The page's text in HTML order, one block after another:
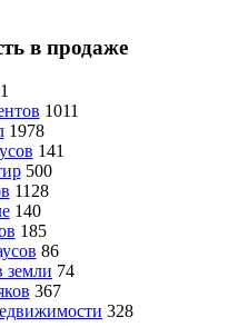
в продаже
1
1011
1978
141
500
1128
140
185
86
земли 74
367
328